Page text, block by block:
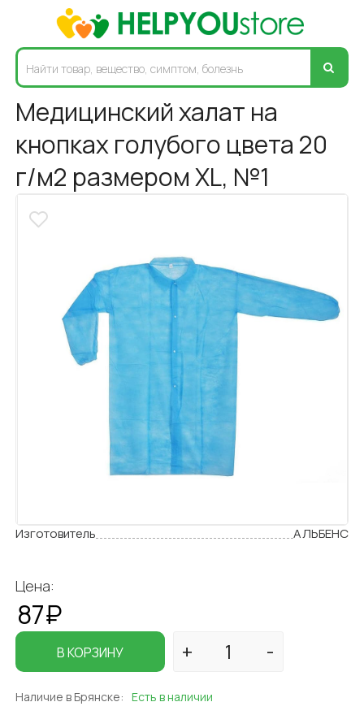
Медицинский халат на
кнопках голубого цвета 20
г/м2 размером XL, №1
Изготовитель АЛЬБЕНС
Цена:
87₽
В КОРЗИНУ
Наличие в Брянске: Есть в наличии